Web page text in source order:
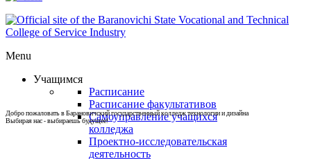
Menu
Учащимся
Расписание
Расписание факультативов
Самоуправление учащихся
колледжа
Проектно-исследовательская
деятельность
Добро пожаловать в Барановичский государственный колледж технологии и дизайна
Выбирая нас - выбираешь будущее!